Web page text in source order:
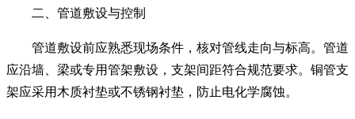
二、管道敷设与控制
管道敷设前应熟悉现场条件，核对管线走向与标高。管道
应沿墙、梁或专用管架敷设，支架间距符合规范要求。铜管支
架应采用木质衬垫或不锈钢衬垫，防止电化学腐蚀。